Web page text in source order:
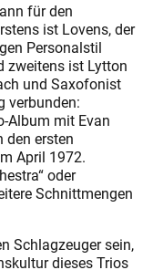
für den
ist Lovens, der
Personalstil
zweitens ist Lytton
und Saxofonist
verbunden:
Album mit Evan
den ersten
April 1972.
oder
Schnittmengen
Schlagzeuger sein,
dieses Trios